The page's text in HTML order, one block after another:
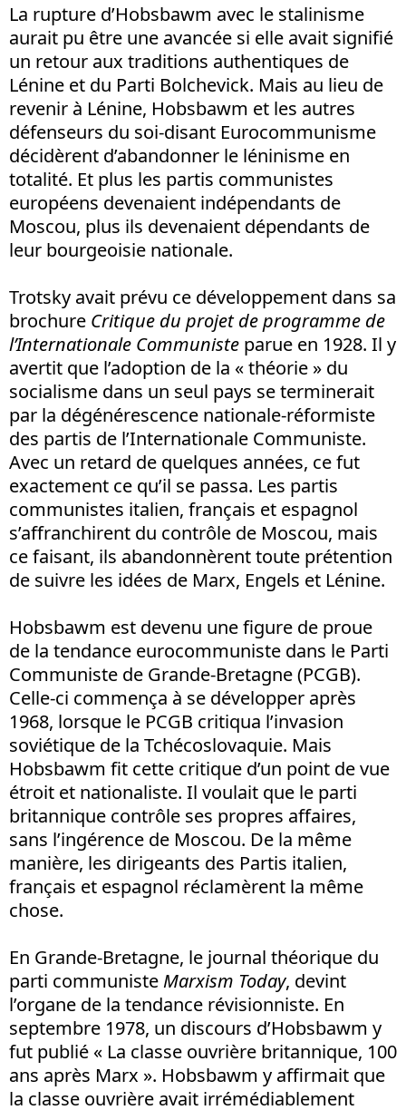
La rupture d’Hobsbawm avec le stalinisme
aurait pu être une avancée si elle avait signifié
un retour aux traditions authentiques de
Lénine et du Parti Bolchevick. Mais au lieu de
revenir à Lénine, Hobsbawm et les autres
défenseurs du soi-disant Eurocommunisme
décidèrent d’abandonner le léninisme en
totalité. Et plus les partis communistes
européens devenaient indépendants de
Moscou, plus ils devenaient dépendants de
leur bourgeoisie nationale.
Trotsky avait prévu ce développement dans sa
brochure Critique du projet de programme de
l’Internationale Communiste parue en 1928. Il y
avertit que l’adoption de la « théorie » du
socialisme dans un seul pays se terminerait
par la dégénérescence nationale-réformiste
des partis de l’Internationale Communiste.
Avec un retard de quelques années, ce fut
exactement ce qu’il se passa. Les partis
communistes italien, français et espagnol
s’affranchirent du contrôle de Moscou, mais
ce faisant, ils abandonnèrent toute prétention
de suivre les idées de Marx, Engels et Lénine.
Hobsbawm est devenu une figure de proue
de la tendance eurocommuniste dans le Parti
Communiste de Grande-Bretagne (PCGB).
Celle-ci commença à se développer après
1968, lorsque le PCGB critiqua l’invasion
soviétique de la Tchécoslovaquie. Mais
Hobsbawm fit cette critique d’un point de vue
étroit et nationaliste. Il voulait que le parti
britannique contrôle ses propres affaires,
sans l’ingérence de Moscou. De la même
manière, les dirigeants des Partis italien,
français et espagnol réclamèrent la même
chose.
En Grande-Bretagne, le journal théorique du
parti communisteMarxism Today, devint
l’organe de la tendance révisionniste. En
septembre 1978, un discours d’Hobsbawm y
fut publié « La classe ouvrière britannique, 100
ans après Marx ». Hobsbawm y affirmait que
la classe ouvrière avait irrémédiablement